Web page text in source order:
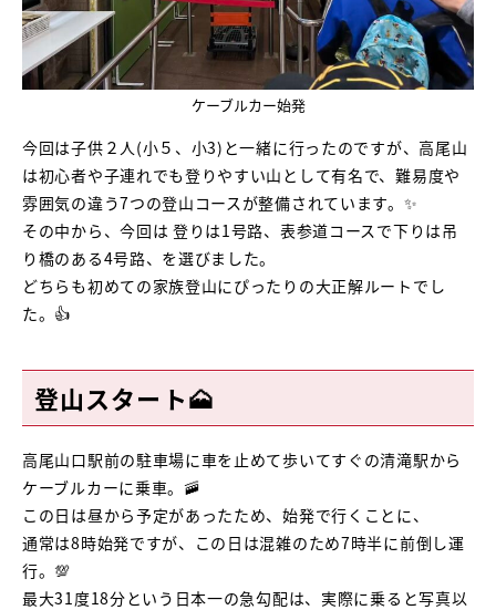
ケーブルカー始発
今回は子供２人(小５、小3)と一緒に行ったのですが、高尾山
は初心者や子連れでも登りやすい山として有名で、難易度や
雰囲気の違う7つの登山コースが整備されています。✨
その中から、今回は 登りは1号路、表参道コースで下りは吊
り橋のある4号路、を選びました。
どちらも初めての家族登山にぴったりの大正解ルートでし
た。👍
登山スタート🗻
高尾山口駅前の駐車場に車を止めて歩いてすぐの清滝駅から
ケーブルカーに乗車。🚠
この日は昼から予定があったため、始発で行くことに、
通常は8時始発ですが、この日は混雑のため7時半に前倒し運
行。💯
最大31度18分という日本一の急勾配は、実際に乗ると写真以